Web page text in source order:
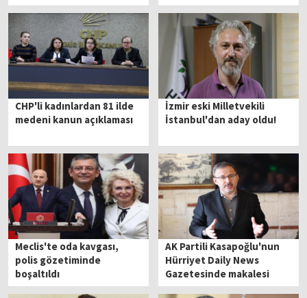
CHP'li kadınlardan 81 ilde
medeni kanun açıklaması
İzmir eski Milletvekili
İstanbul'dan aday oldu!
Meclis'te oda kavgası,
polis gözetiminde
boşaltıldı
AK Partili Kasapoğlu'nun
Hürriyet Daily News
Gazetesinde makalesi
yayınladı